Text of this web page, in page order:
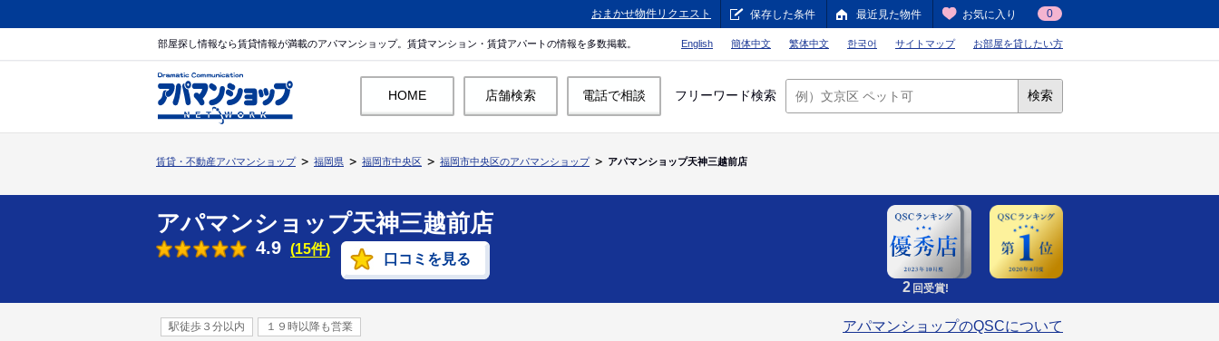
おまかせ物件リクエスト 保存した条件 最近見た物件 お気に入り 0
部屋探し情報なら賃貸情報が満載のアパマンショップ。賃貸マンション・賃貸アパートの情報を多数掲載。 English 簡体中文 繁体中文 한국어 サイトマップ お部屋を貸したい方
HOME 店舗検索 電話で相談 フリーワード検索 検索
賃貸・不動産アパマンショップ 福岡県 福岡市中央区 福岡市中央区のアパマンショップ アパマンショップ天神三越前店
アパマンショップ天神三越前店
4.9 (15件)
口コミを見る
2 回受賞!
駅徒歩３分以内 １９時以降も営業 アパマンショップのQSCについて